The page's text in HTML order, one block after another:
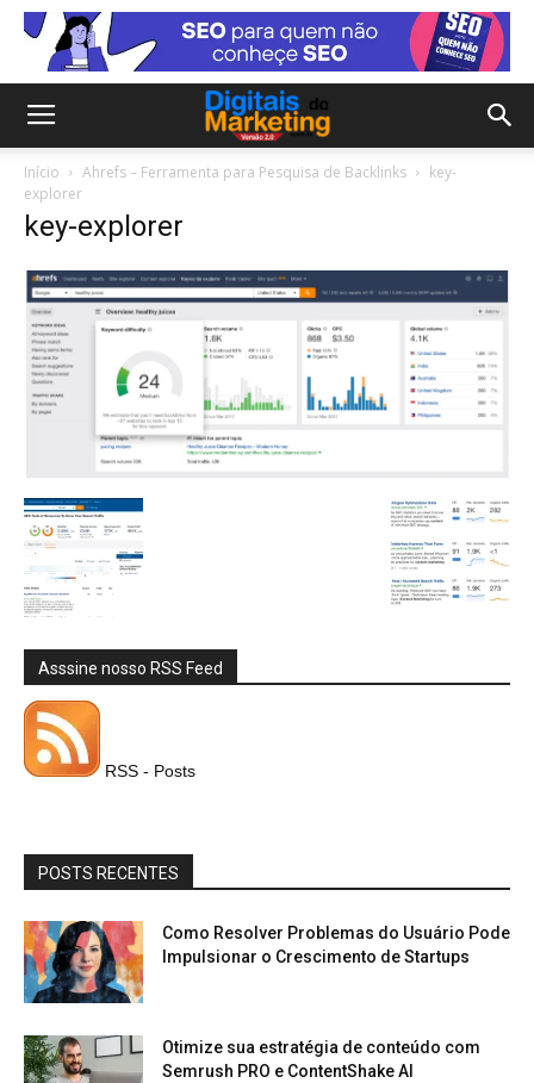
Início Ahrefs – Ferramenta para Pesquisa de Backlinks
key-
explorer
key-explorer
Asssine nosso RSS Feed
RSS - Posts
POSTS RECENTES
Como Resolver Problemas do Usuário Pode
Impulsionar o Crescimento de Startups
Otimize sua estratégia de conteúdo com
Semrush PRO e ContentShake AI